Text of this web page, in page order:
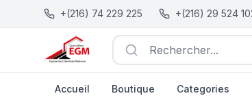
+(216) 74 229 225 +(216) 29 524
Rechercher...
Accueil Boutique Categories